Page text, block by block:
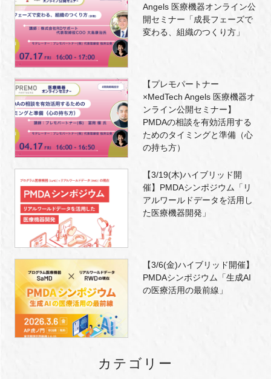
Angels 医療機器オンライン公
開セミナー「成長フェーズで
変わる、組織のつくり方」
【プレモパートナー
×MedTech Angels 医療機器オ
ンライン公開セミナー】
PMDAの相談を有効活用する
ためのタイミングと準備（心
の持ち方）
【3/19(木)ハイブリッド開
催】PMDAシンポジウム「リ
アルワールドデータを活用し
た医療機器開発」
【3/6(金)ハイブリッド開催】
PMDAシンポジウム「生成AI
の医療活用の最前線」
カテゴリー